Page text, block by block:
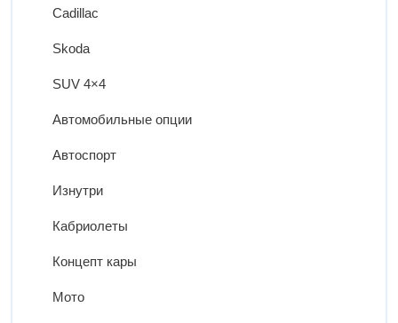
Cadillac
Skoda
SUV 4×4
Автомобильные опции
Автоспорт
Изнутри
Кабриолеты
Концепт кары
Мото